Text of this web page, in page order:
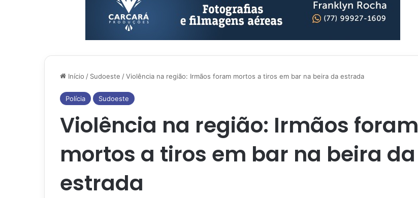
Início / Sudoeste /Violência na região: Irmãos foram mortos a tiros em bar na beira da estrada
Polícia Sudoeste
Violência na região: Irmãos foram
mortos a tiros em bar na beira da
estrada